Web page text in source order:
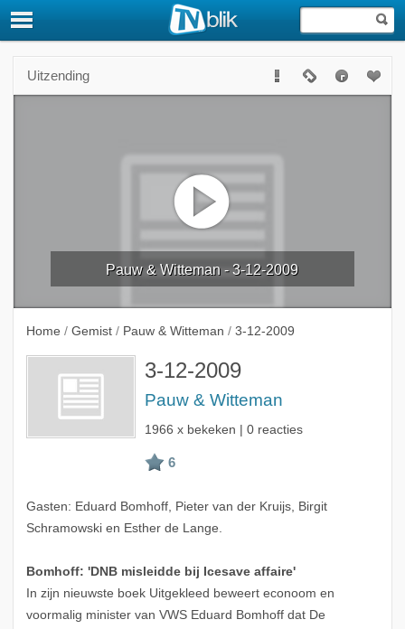
Uitzending
Pauw & Witteman - 3-12-2009
Home / Gemist / Pauw & Witteman / 3-12-2009
3-12-2009
Pauw & Witteman
1966 x bekeken | 0 reacties
Gasten: Eduard Bomhoff, Pieter van der Kruijs, Birgit
Schramowski en Esther de Lange.
Bomhoff: 'DNB misleidde bij Icesave affaire'
In zijn nieuwste boek Uitgekleed beweert econoom en
voormalig minister van VWS Eduard Bomhoff dat De